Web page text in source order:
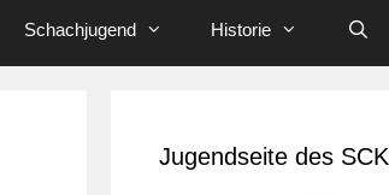
Schachjugend Historie
Jugendseite des SCK